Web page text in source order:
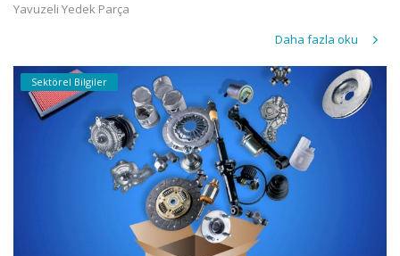
Yavuzeli Yedek Parça
Daha fazla oku
Sektörel Bilgiler